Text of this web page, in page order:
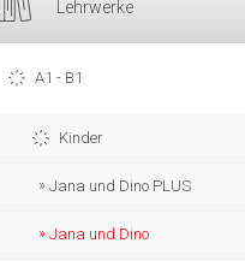
Lehrwerke
A1 - B1
Kinder
Jana und Dino PLUS
Jana und Dino